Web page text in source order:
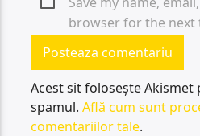
browser for the next
Acest sit folosește
spamul.Află cum sunt
comentariilor tale.